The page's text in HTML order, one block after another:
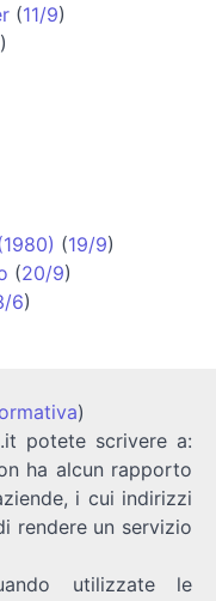
(11/9)
)
(19/9)
(20/9)
6)
)
potete scrivere a:
ha alcun rapporto
i cui indirizzi
rendere un servizio
utilizzate le